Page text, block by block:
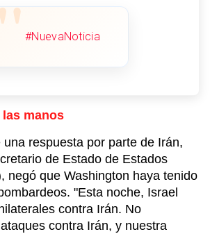
#NuevaNoticia
las manos
respuesta por parte de Irán,
de Estado de Estados
negó que Washington haya tenido
"Esta noche, Israel
contra Irán. No
contra Irán, y nuestra